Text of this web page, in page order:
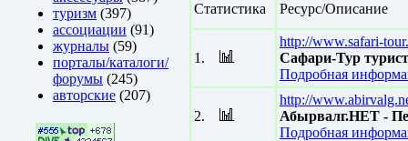
туризм (397)
ассоциации (91)
журналы (59)
порталы/каталоги/
форумы (245)
авторские (207)
Статистика Ресурс/Описание
1.
http://www.safari-
Сафари-Тур
Подробная
2.
http://
Абырвалг.НЕТ -
Подробная